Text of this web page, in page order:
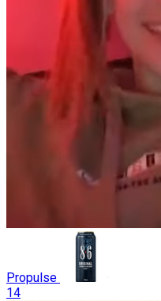
Propulse
14